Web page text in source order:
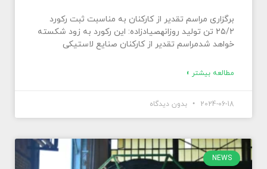
برگزاری مراسم تقدیر از کارکنان به مناسبت ثبت رکورد
۲۵/۲ تن تولید روزانهصیادزاده: این رکورد به زود شکسته
خواهد شدمراسم تقدیر از کارکنان صنایع لاستیکی
مطالعه بیشتر »
2024-06-18 بدون دیدگاه
NEWS